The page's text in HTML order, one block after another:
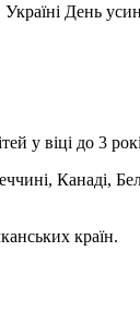
День
віці до 3
Канаді,
країн.